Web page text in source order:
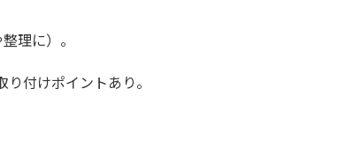
理に）。
付けポイントあり。